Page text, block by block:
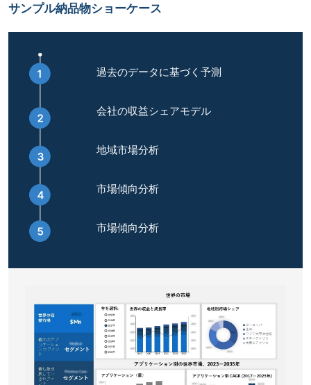
サンプル納品物ショーケース
過去のデータに基づく予測
会社の収益シェアモデル
地域市場分析
市場傾向分析
市場傾向分析